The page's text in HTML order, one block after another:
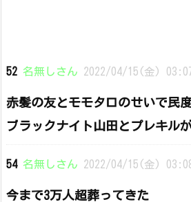
52 名無しさん 2022/04/15(金)
赤髪の友とモモタロのせいで民
ブラックナイト山田とプレキル
54 名無しさん 2022/04/15(金)
今まで3万人超葬ってきた